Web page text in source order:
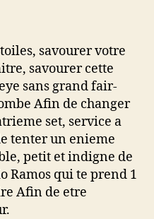
le
nous
fait
oublier
votre
gazon
indigne,
votre
savourer votre
savourer cette
sans grand fair-
Afin de changer
set, service a
tenter un enieme
petit et indigne de
Ramos qui te prend 1
Afin de etre